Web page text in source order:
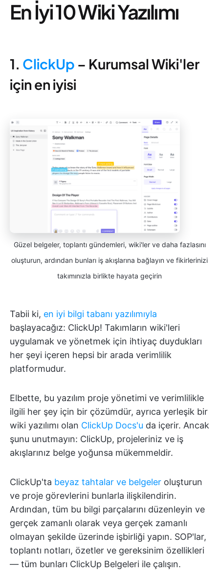
En İyi 10 Wiki Yazılımı
1. ClickUp – Kurumsal Wiki'ler
için en iyisi
Güzel belgeler, toplantı gündemleri, wiki'ler ve daha fazlasını
oluşturun, ardından bunları iş akışlarına bağlayın ve fikirlerinizi
takımınızla birlikte hayata geçirin
Tabii ki, en iyi bilgi tabanı yazılımıyla
başlayacağız: ClickUp! Takımların wiki'leri
uygulamak ve yönetmek için ihtiyaç duydukları
her şeyi içeren hepsi bir arada verimlilik
platformudur.
Elbette, bu yazılım proje yönetimi ve verimlilikle
ilgili her şey için bir çözümdür, ayrıca yerleşik bir
wiki yazılımı olan ClickUp Docs'u da içerir. Ancak
şunu unutmayın: ClickUp, projeleriniz ve iş
akışlarınız belge yoğunsa mükemmeldir.
ClickUp'ta beyaz tahtalar ve belgeler oluşturun
ve proje görevlerini bunlarla ilişkilendirin.
Ardından, tüm bu bilgi parçalarını düzenleyin ve
gerçek zamanlı olarak veya gerçek zamanlı
olmayan şekilde üzerinde işbirliği yapın. SOP'lar,
toplantı notları, özetler ve gereksinim özellikleri
— tüm bunları ClickUp Belgeleri ile çalışın.